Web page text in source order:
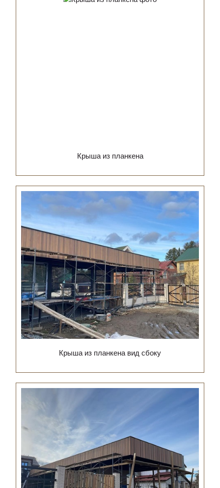
Крыша из планкена
Крыша из планкена вид сбоку